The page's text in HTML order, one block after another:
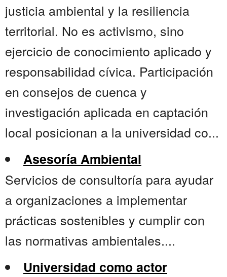
justicia ambiental y la resiliencia
territorial. No es activismo, sino
ejercicio de conocimiento aplicado y
responsabilidad cívica. Participación
en consejos de cuenca y
investigación aplicada en captación
local posicionan a la universidad co...
Asesoría Ambiental
Servicios de consultoría para ayudar
a organizaciones a implementar
prácticas sostenibles y cumplir con
las normativas ambientales....
Universidad como actor